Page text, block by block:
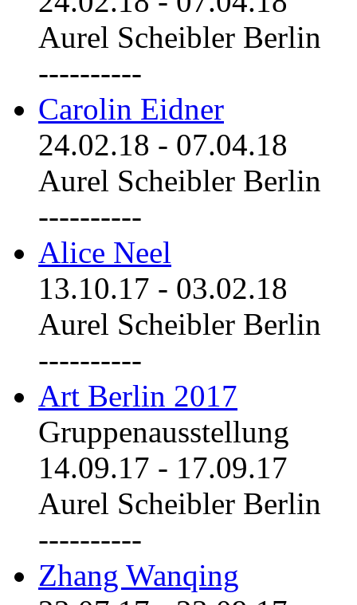
Aurel Scheibler Berlin
----------
Carolin Eidner
24.02.18 - 07.04.18
Aurel Scheibler Berlin
----------
Alice Neel
13.10.17 - 03.02.18
Aurel Scheibler Berlin
----------
Art Berlin 2017
Gruppenausstellung
14.09.17 - 17.09.17
Aurel Scheibler Berlin
----------
Zhang Wanqing